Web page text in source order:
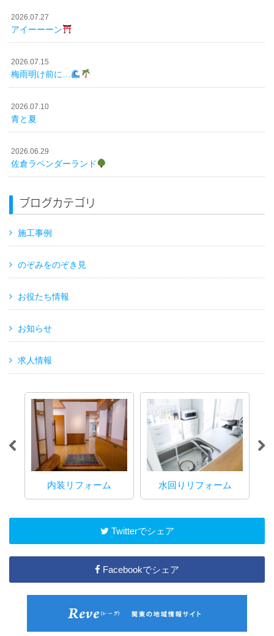
2026.07.27
アイーーーン
2026.07.15
梅雨明け前に…
2026.07.10
青と夏
2026.06.29
佐倉ラベンダーランド
ブログカテゴリ
施工事例
のぞみをのぞき見
お役たち情報
お知らせ
求人情報
内装リフォーム 水回りリフォーム
Twitterでシェア
Facebookでシェア